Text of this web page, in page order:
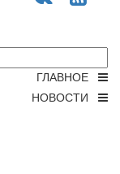
ГЛАВНОЕ
НОВОСТИ